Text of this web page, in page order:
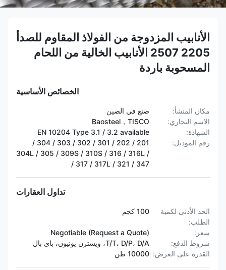
الأنابيب المزدوجة من الفولاذ المقاوم للصدأ
2205 2507 الأنابيب الخالية من اللحام
المسحوبة باردة
الخصائص الأساسية
مكان المنشأ:
صنع في الصين
الاسم التجاري:
Baosteel，TISCO
الشهادة:
EN 10204 Type 3.1 / 3.2 available
رقم الموديل:
201 / 202 / 301 / 302 / 303 / 304 /
304L / 305 / 309S / 310S / 316 / 316L /
317 / 317L / 321 / 347 /
تداول العقارات
الحد الأدنى لكمية
الطلب:
100 كجم
سعر:
Negotiable (Request a Quote)
شروط الدفع:
T/T، D/P، D/A، ويسترن يونيون، باي بال
القدرة على العرض: 10000 طن